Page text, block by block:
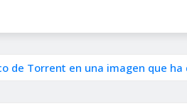
de Torrent en una imagen que ha